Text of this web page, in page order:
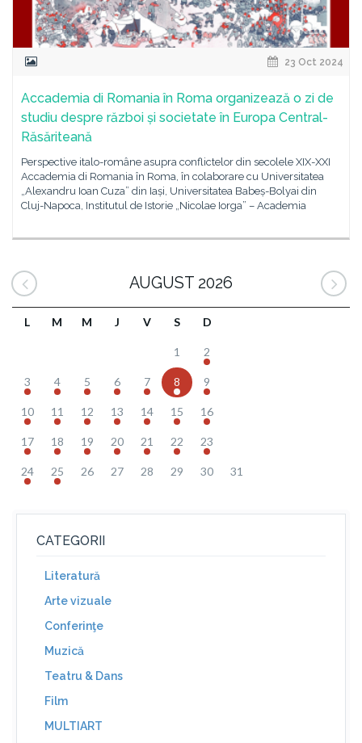
23 Oct 2024
Accademia di Romania în Roma organizează o zi de
studiu despre război și societate în Europa Central-
Răsăriteană
Perspective italo-române asupra conflictelor din secolele XIX-XXI
Accademia di Romania în Roma, în colaborare cu Universitatea
„Alexandru Ioan Cuza” din Iași, Universitatea Babeș-Bolyai din
Cluj-Napoca, Institutul de Istorie „Nicolae Iorga” – Academia
AUGUST 2026
L M M J V S D
1 2
3 4 5 6 7 8 9
10 11 12 13 14 15 16
17 18 19 20 21 22 23
24 25 26 27 28 29 30 31
CATEGORII
Literatură
Arte vizuale
Conferinţe
Muzică
Teatru & Dans
Film
MULTIART